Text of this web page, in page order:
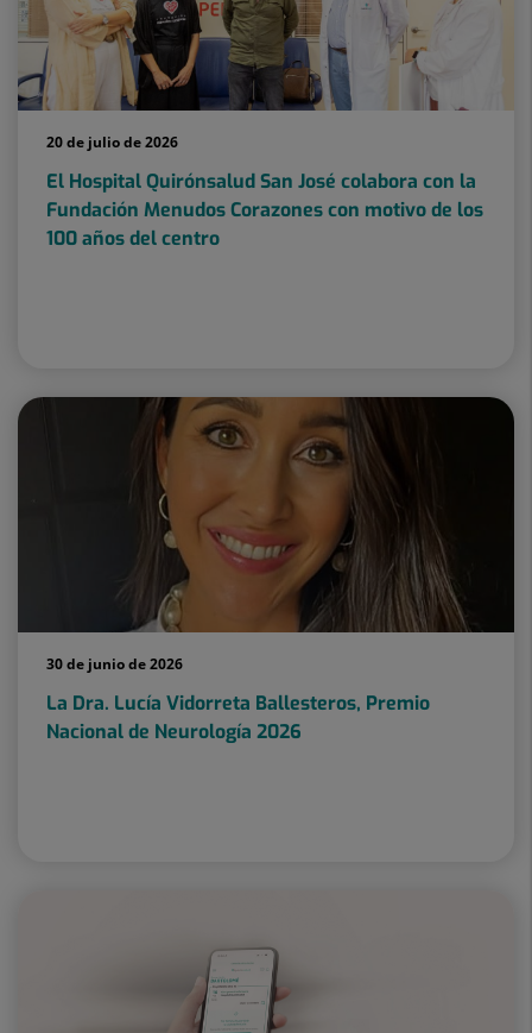
20 de julio de 2026
El Hospital Quirónsalud San José colabora con la
Fundación Menudos Corazones con motivo de los
100 años del centro
30 de junio de 2026
La Dra. Lucía Vidorreta Ballesteros, Premio
Nacional de Neurología 2026